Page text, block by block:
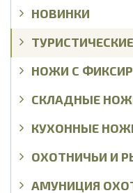
НОВИНКИ
НОЖИ С
СКЛАДНЫЕ
КУХОННЫЕ
ОХОТНИЧЬИ И
АМУНИЦИЯ